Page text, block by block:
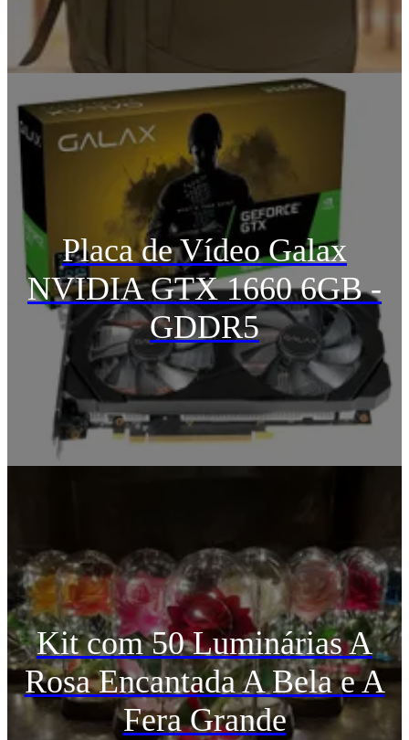
Placa de Vídeo Galax
NVIDIA GTX 1660 6GB -
GDDR5
Kit com 50 Luminárias A
Rosa Encantada A Bela e A
Fera Grande